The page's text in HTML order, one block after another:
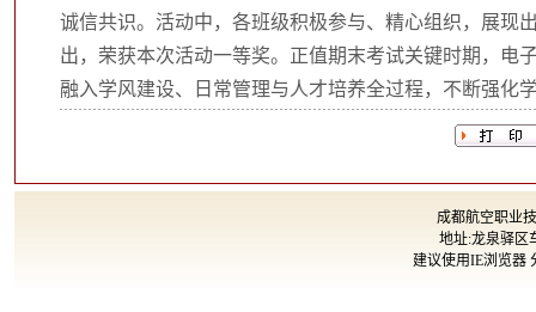
诚信共识。活动中，各班级积极参与、精心组织，展现
出，荣获本次活动一等奖。正值期末考试关键时期，电
融入学风建设、日常管理与人才培养全过程，不断强化
成都航空职业
地址:龙泉驿区
建议使用IE浏览器